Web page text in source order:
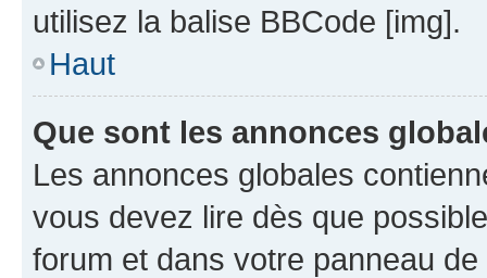
utilisez la balise BBCode [img].
Haut
Que sont les annonces
Les annonces globales
vous devez lire dès que
forum et dans votre panneau